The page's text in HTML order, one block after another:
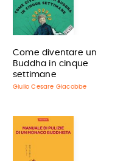
Come diventare un
Buddha in cinque
settimane
Giulio Cesare Giacobbe